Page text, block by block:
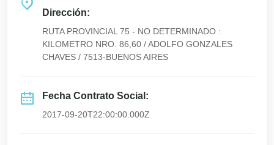
Dirección:
RUTA PROVINCIAL 75 - NO DETERMINADO :
KILOMETRO NRO. 86,60 / ADOLFO GONZALES
CHAVES / 7513-BUENOS AIRES
Fecha Contrato Social:
2017-09-20T22:00:00.000Z